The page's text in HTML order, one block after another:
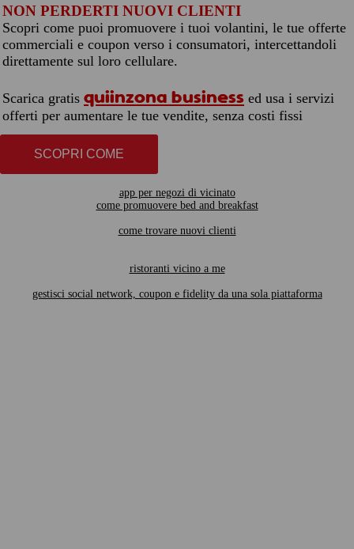
NON PERDERTI NUOVI CLIENTI
Scopri come puoi promuovere i tuoi volantini, le tue offerte
commerciali e coupon verso i consumatori, intercettandoli
direttamente sul loro cellulare.
Scarica gratis quiinzona business ed usa i servizi
offerti per aumentare le tue vendite, senza costi fissi
SCOPRI COME
app per negozi di vicinato
come promuovere bed and breakfast
come trovare nuovi clienti
ristoranti vicino a me
gestisci social network, coupon e fidelity da una sola piattaforma